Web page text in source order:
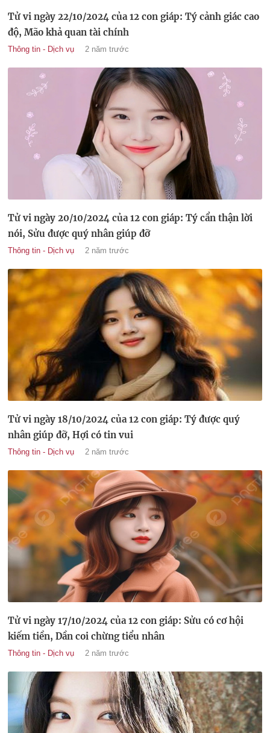
Tử vi ngày 22/10/2024 của 12 con giáp: Tý cảnh giác cao
độ, Mão khả quan tài chính
Thông tin - Dịch vụ 2 năm trước
Tử vi ngày 20/10/2024 của 12 con giáp: Tý cẩn thận lời
nói, Sửu được quý nhân giúp đỡ
Thông tin - Dịch vụ 2 năm trước
Tử vi ngày 18/10/2024 của 12 con giáp: Tý được quý
nhân giúp đỡ, Hợi có tin vui
Thông tin - Dịch vụ 2 năm trước
Tử vi ngày 17/10/2024 của 12 con giáp: Sửu có cơ hội
kiếm tiền, Dần coi chừng tiểu nhân
Thông tin - Dịch vụ 2 năm trước